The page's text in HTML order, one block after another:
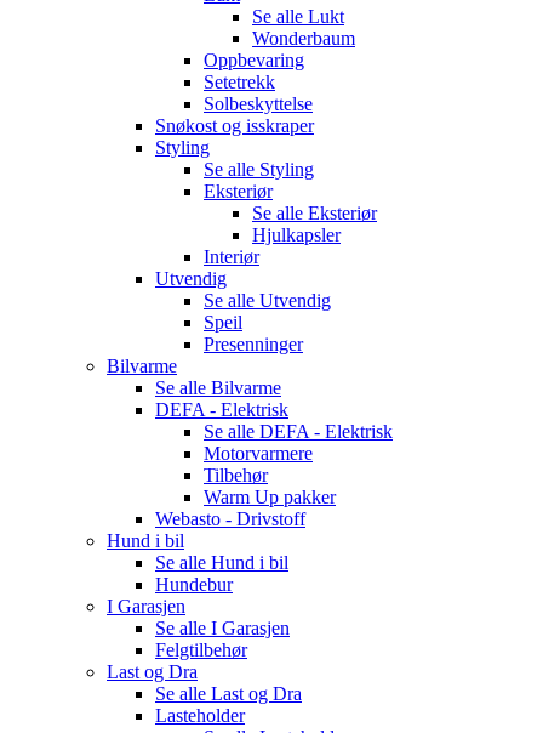
Se alle Lukt
Wonderbaum
Oppbevaring
Setetrekk
Solbeskyttelse
Snøkost og isskraper
Styling
Se alle Styling
Eksteriør
Se alle Eksteriør
Hjulkapsler
Interiør
Utvendig
Se alle Utvendig
Speil
Presenninger
Bilvarme
Se alle Bilvarme
DEFA - Elektrisk
Se alle DEFA - Elektrisk
Motorvarmere
Tilbehør
Warm Up pakker
Webasto - Drivstoff
Hund i bil
Se alle Hund i bil
Hundebur
I Garasjen
Se alle I Garasjen
Felgtilbehør
Last og Dra
Se alle Last og Dra
Lasteholder